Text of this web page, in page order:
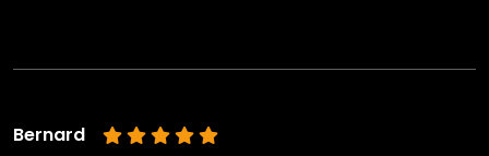
Bernard